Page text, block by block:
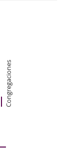
Congregaciones